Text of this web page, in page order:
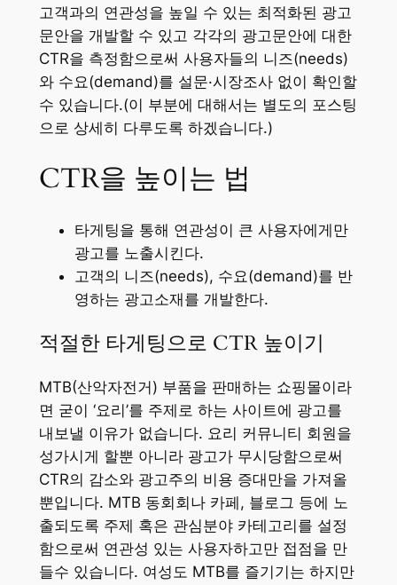
고객과의 연관성을 높일 수 있는 최적화된 광고
문안을 개발할 수 있고 각각의 광고문안에 대한
CTR을 측정함으로써 사용자들의 니즈(needs)
와 수요(demand)를 설문·시장조사 없이 확인할
수 있습니다.(이 부분에 대해서는 별도의 포스팅
으로 상세히 다루도록 하겠습니다.)
CTR을 높이는 법
타게팅을 통해 연관성이 큰 사용자에게만
광고를 노출시킨다.
고객의 니즈(needs), 수요(demand)를 반
영하는 광고소재를 개발한다.
적절한 타게팅으로 CTR 높이기
MTB(산악자전거) 부품을 판매하는 쇼핑몰이라
면 굳이 ‘요리’를 주제로 하는 사이트에 광고를
내보낼 이유가 없습니다. 요리 커뮤니티 회원을
성가시게 할뿐 아니라 광고가 무시당함으로써
CTR의 감소와 광고주의 비용 증대만을 가져올
뿐입니다. MTB 동회회나 카페, 블로그 등에 노
출되도록 주제 혹은 관심분야 카테고리를 설정
함으로써 연관성 있는 사용자하고만 접점을 만
들수 있습니다. 여성도 MTB를 즐기기는 하지만